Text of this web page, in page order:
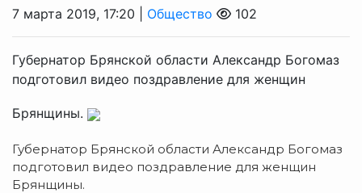
7 марта 2019, 17:20 | Общество 102
Губернатор Брянской области Александр Богомаз
подготовил видео поздравление для женщин
Брянщины.
Губернатор Брянской области Александр Богомаз
подготовил видео поздравление для женщин
Брянщины.